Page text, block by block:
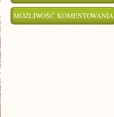
MOŻLIWOŚĆ KOMENTOWANIA